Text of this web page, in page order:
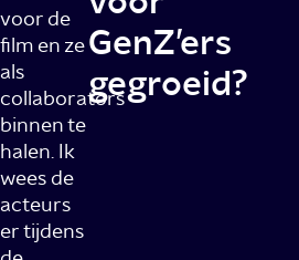
voor de
film en ze
als
collaborators
binnen te
halen. Ik
wees de
acteurs
er tijdens
GenZ’ers
gegroeid?